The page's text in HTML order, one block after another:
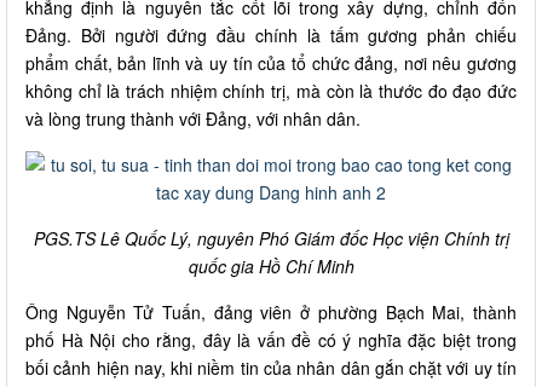
khẳng định là nguyên tắc cốt lõi trong xây dựng, chỉnh đốn
Đảng. Bởi người đứng đầu chính là tấm gương phản chiếu
phẩm chất, bản lĩnh và uy tín của tổ chức đảng, nơi nêu gương
không chỉ là trách nhiệm chính trị, mà còn là thước đo đạo đức
và lòng trung thành với Đảng, với nhân dân.
PGS.TS Lê Quốc Lý, nguyên Phó Giám đốc Học viện Chính trị
quốc gia Hồ Chí Minh
Ông Nguyễn Tử Tuấn, đảng viên ở phường Bạch Mai, thành
phố Hà Nội cho rằng, đây là vấn đề có ý nghĩa đặc biệt trong
bối cảnh hiện nay, khi niềm tin của nhân dân gắn chặt với uy tín